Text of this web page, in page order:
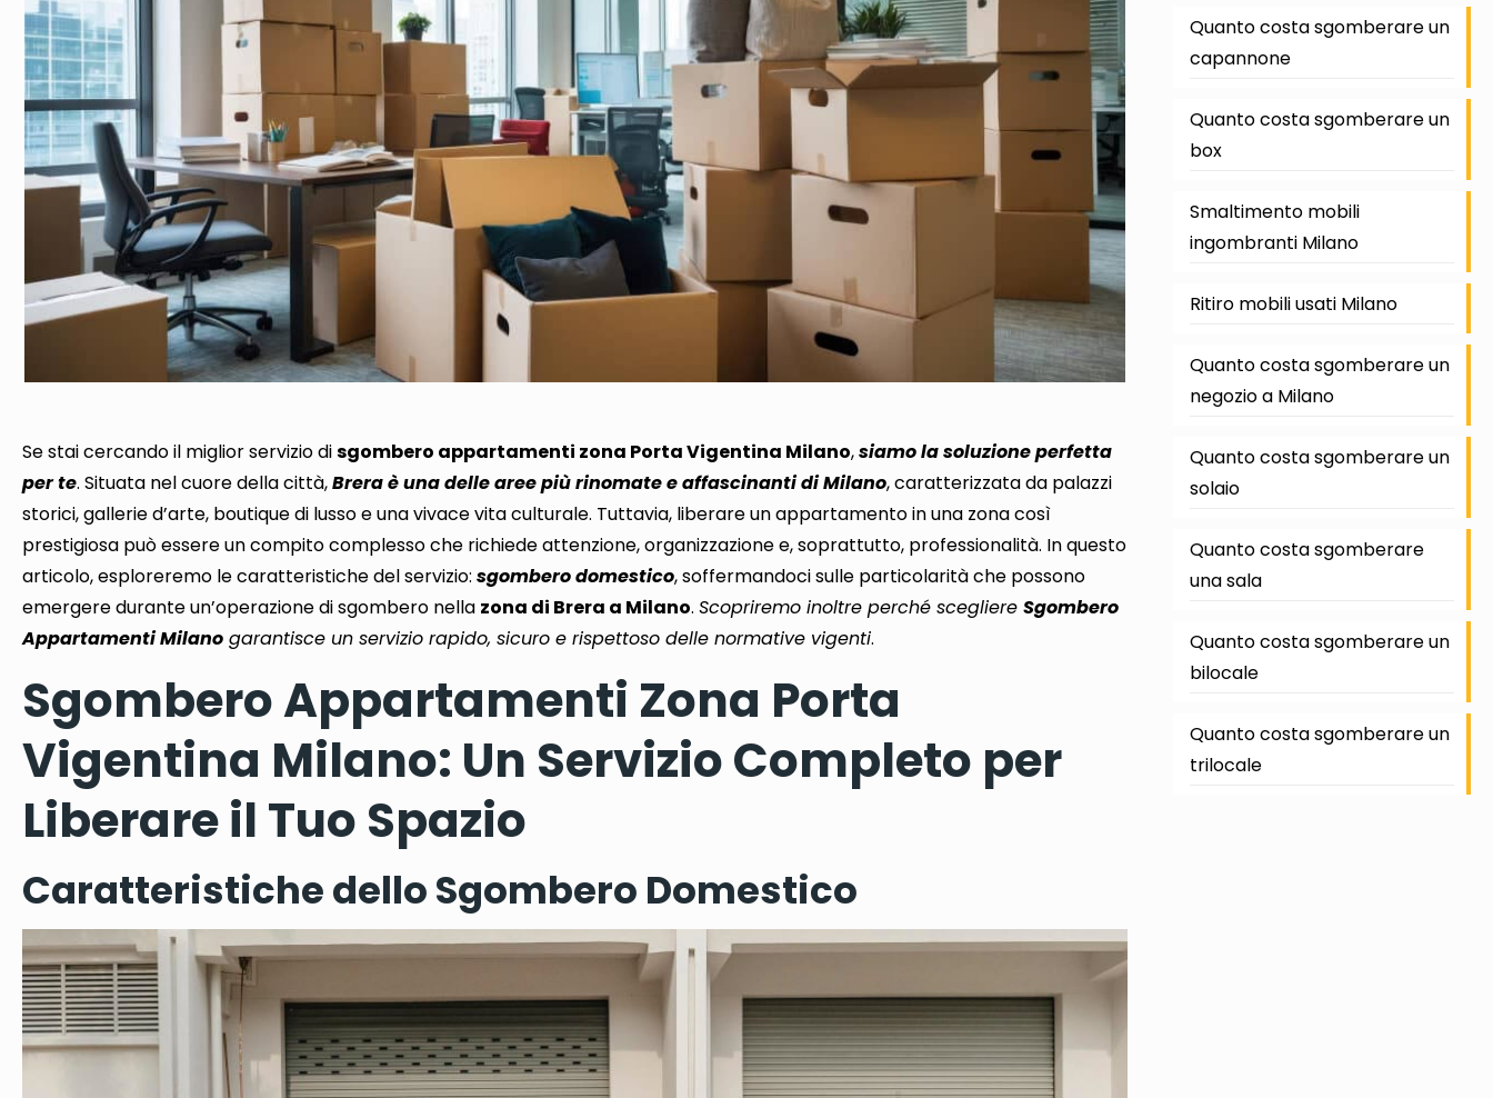
Se stai cercando il miglior servizio disgombero appartamenti zona Porta Vigentina Milano,siamo la soluzione perfetta
per te. Situata nel cuore della città,Brera è una delle aree più rinomate e affascinanti di Milano, caratterizzata da palazzi
storici, gallerie d’arte, boutique di lusso e una vivace vita culturale. Tuttavia, liberare un appartamento in una zona così
prestigiosa può essere un compito complessoche richiede attenzione, organizzazione e, soprattutto, professionalità. In questo
articolo, esploreremo le caratteristiche del servizio:sgombero domestico,soffermandoci sulle particolarità che possono
emergere durante un’operazionedi sgombero nella zona di Brera a Milano.Scopriremo inoltre perché scegliereSgombero
Appartamenti Milano garantisce un servizio rapido, sicuro e rispettoso delle normative vigenti.
Sgombero Appartamenti Zona Porta
Vigentina Milano: Un Servizio Completo per
Liberare il Tuo Spazio
Caratteristiche dello Sgombero Domestico
Quanto costa sgomberare un
capannone
Quanto costa sgomberare un
box
Smaltimento mobili
ingombranti Milano
Ritiro mobili usati Milano
Quanto costa sgomberare un
negozio a Milano
Quanto costa sgomberare un
solaio
Quanto costa sgomberare
una sala
Quanto costa sgomberare un
bilocale
Quanto costa sgomberare un
trilocale